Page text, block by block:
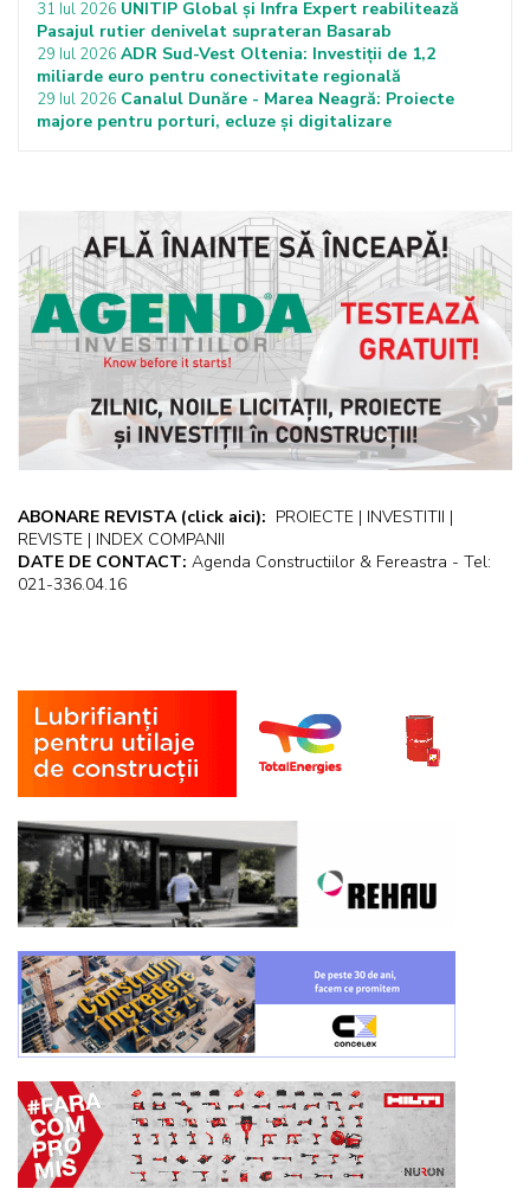
31 Iul 2026 UNITIP Global și Infra Expert reabilitează
Pasajul rutier denivelat suprateran Basarab
29 Iul 2026 ADR Sud-Vest Oltenia: Investiții de 1,2
miliarde euro pentru conectivitate regională
29 Iul 2026 Canalul Dunăre - Marea Neagră: Proiecte
majore pentru porturi, ecluze și digitalizare
ABONARE REVISTA (click aici): PROIECTE | INVESTITII |
REVISTE | INDEX COMPANII
DATE DE CONTACT: Agenda Constructiilor & Fereastra - Tel:
021-336.04.16